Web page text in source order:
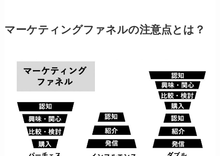
マーケティングファネルの注意点とは？